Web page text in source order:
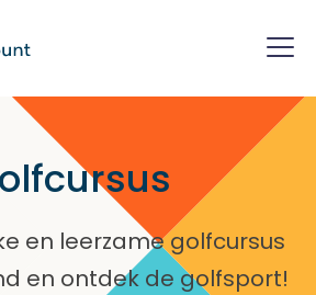
en leerzame golfcursus
en ontdek de golfsport!